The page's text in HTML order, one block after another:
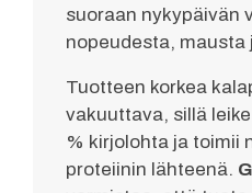
suoraan nykypäivän
nopeudesta, mausta
Tuotteen korkea
vakuuttava, sillä
% kirjolohta ja toimii
proteiinin lähteenä.